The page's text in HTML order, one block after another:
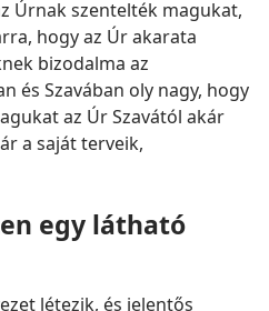
Úrnak szentelték magukat,
hogy az Úr akarata
bizodalma az
és Szavában oly nagy, hogy
az Úr Szavától akár
a saját terveik,
egy látható
létezik, és jelentős